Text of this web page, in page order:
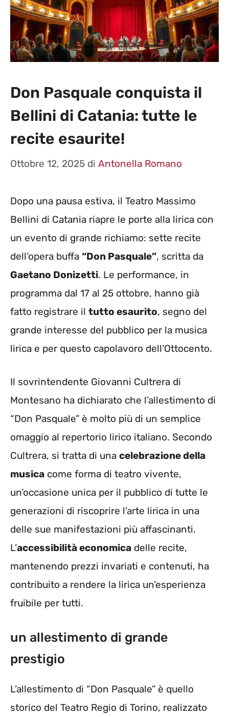
Don Pasquale conquista il
Bellini di Catania: tutte le
recite esaurite!
Ottobre 12, 2025 di Antonella Romano
Dopo una pausa estiva, il Teatro Massimo
Bellini di Catania riapre le porte alla lirica con
un evento di grande richiamo: sette recite
dell’opera buffa “Don Pasquale”, scritta da
Gaetano Donizetti. Le performance, in
programma dal 17 al 25 ottobre, hanno già
fatto registrare il tutto esaurito, segno del
grande interesse del pubblico per la musica
lirica e per questo capolavoro dell’Ottocento.
Il sovrintendente Giovanni Cultrera di
Montesano ha dichiarato che l’allestimento di
“Don Pasquale” è molto più di un semplice
omaggio al repertorio lirico italiano. Secondo
Cultrera, si tratta di una celebrazione della
musica come forma di teatro vivente,
un’occasione unica per il pubblico di tutte le
generazioni di riscoprire l’arte lirica in una
delle sue manifestazioni più affascinanti.
L’accessibilità economica delle recite,
mantenendo prezzi invariati e contenuti, ha
contribuito a rendere la lirica un’esperienza
fruibile per tutti.
un allestimento di grande
prestigio
L’allestimento di “Don Pasquale” è quello
storico del Teatro Regio di Torino, realizzato